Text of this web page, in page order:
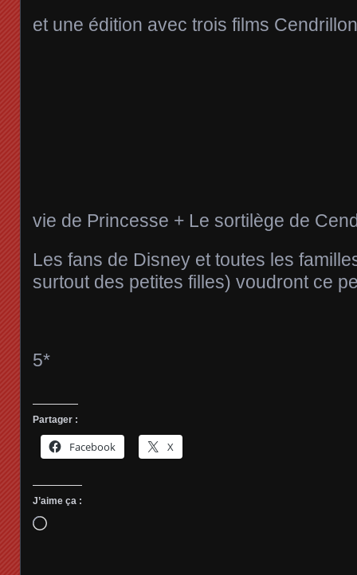
et une édition avec trois films
vie de Princesse + Le sortilège de
Les fans de Disney et toutes les
surtout des petites filles) voudront ce
5*
Partager :
Facebook X
J’aime ça :
Chargement…